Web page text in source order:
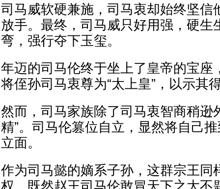
司马威软硬兼施，司马衷却始终坚信
放手。最终，司马威只好用强，硬生
弯，强行夺下玉玺。
年迈的司马伦终于坐上了皇帝的宝座
将侄孙司马衷尊为“太上皇”，以示其
然而，司马家族除了司马衷智商稍逊
精”。司马伦篡位自立，显然将自己
立面。
作为司马懿的嫡系子孙，这群宗王同
权。既然赵王司马伦敢冒天下之大不